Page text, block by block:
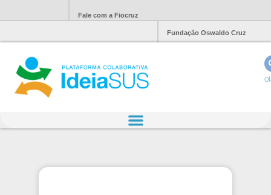
Fale com a Fiocruz
Fundação Oswaldo Cruz